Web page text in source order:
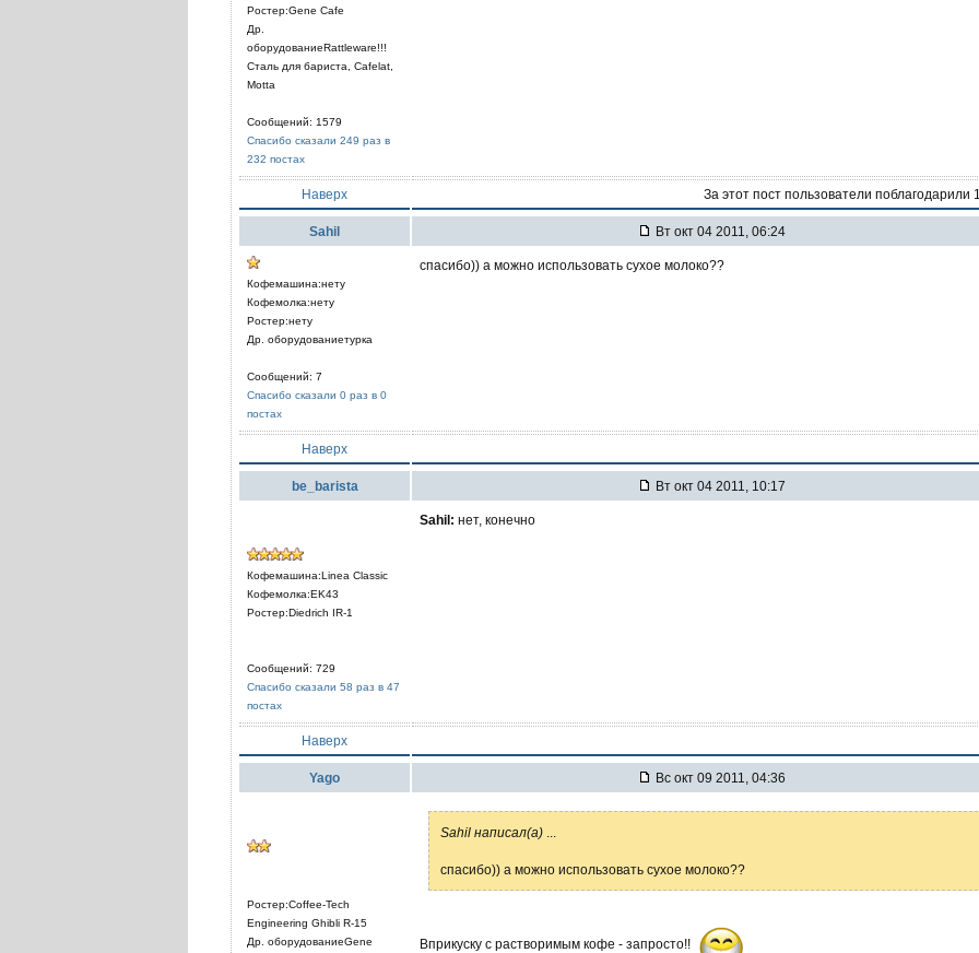
Ростер:Gene Cafe
Др.
оборудованиеRattleware!!!
Сталь для бариста, Cafelat,
Motta
Сообщений: 1579
Спасибо сказали 249 раз в
232 постах
Наверх За этот пост пользователи поблагодарили
Sahil Вт окт 04 2011, 06:24
Кофемашина:нету
Кофемолка:нету
Ростер:нету
Др. оборудованиетурка
Сообщений: 7
Спасибо сказали 0 раз в 0
постах
спасибо)) а можно использовать сухое молоко??
Наверх
be_barista Вт окт 04 2011, 10:17
Кофемашина:Linea Classic
Кофемолка:EK43
Ростер:Diedrich IR-1
Сообщений: 729
Спасибо сказали 58 раз в 47
постах
Sahil: нет, конечно
Наверх
Yago Вс окт 09 2011, 04:36
Ростер:Coffee-Tech
Engineering Ghibli R-15
Др. оборудованиеGene
Sahil написал(а)
спасибо)) а можно использовать сухое молоко??
Вприкуску с растворимым кофе - запросто!!